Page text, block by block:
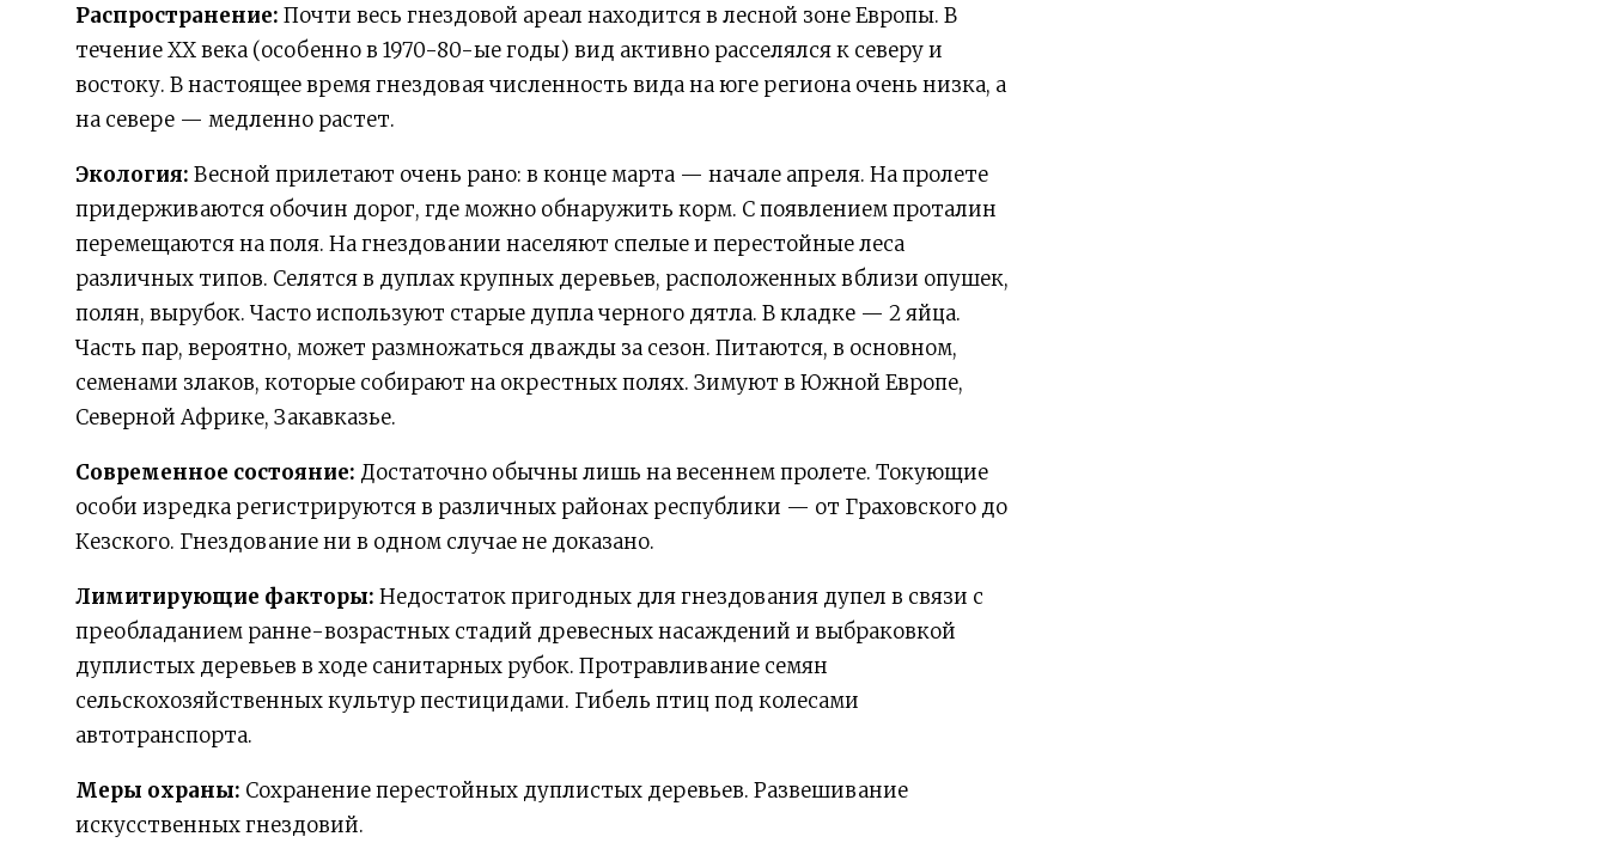
Распространение: Почти весь гнездовой ареал находится в лесной зоне Европы. В
течение ХХ века (особенно в 1970-80-ые годы) вид активно расселялся к северу и
востоку. В настоящее время гнездовая численность вида на юге региона очень низка, а
на севере — медленно растет.
Экология: Весной прилетают очень рано: в конце марта — начале апреля. На пролете
придерживаются обочин дорог, где можно обнаружить корм. С появлением проталин
перемещаются на поля. На гнездовании населяют спелые и перестойные леса
различных типов. Селятся в дуплах крупных деревьев, расположенных вблизи опушек,
полян, вырубок. Часто используют старые дупла черного дятла. В кладке — 2 яйца.
Часть пар, вероятно, может размножаться дважды за сезон. Питаются, в основном,
семенами злаков, которые собирают на окрестных полях. Зимуют в Южной Европе,
Северной Африке, Закавказье.
Современное состояние: Достаточно обычны лишь на весеннем пролете. Токующие
особи изредка регистрируются в различных районах республики — от Граховского до
Кезского. Гнездование ни в одном случае не доказано.
Лимитирующие факторы: Недостаток пригодных для гнездования дупел в связи с
преобладанием ранне-возрастных стадий древесных насаждений и выбраковкой
дуплистых деревьев в ходе санитарных рубок. Протравливание семян
сельскохозяйственных культур пестицидами. Гибель птиц под колесами
автотранспорта.
Меры охраны: Сохранение перестойных дуплистых деревьев. Развешивание
искусственных гнездовий.